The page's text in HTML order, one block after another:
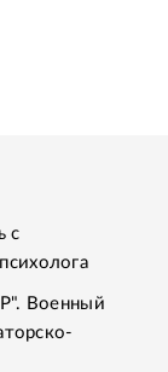
с
Военный